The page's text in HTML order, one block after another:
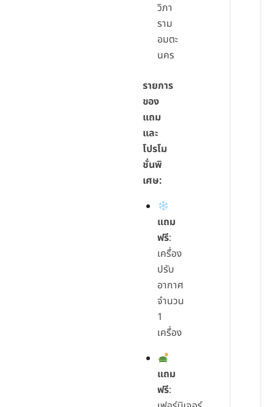
วิภา
ราม
อมตะ
นคร
รายการ
ของ
แถม
และ
โปรโม
ชั่นพิ
เศษ:
แถม
ฟรี:
เครื่อง
ปรับ
อากาศ
จำนวน
1
เครื่อง
แถม
ฟรี: